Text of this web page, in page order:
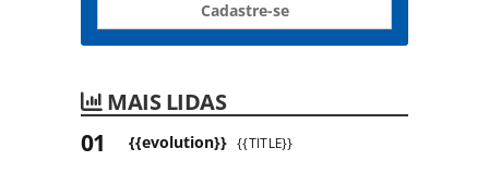
Cadastre-se
MAIS LIDAS
{{evolution}} {{TITLE}}